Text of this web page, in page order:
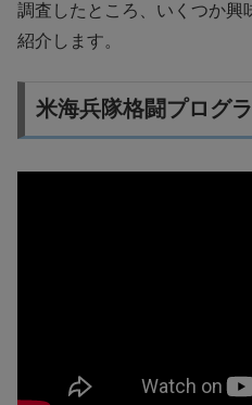
調査したところ、いくつか興
紹介します。
米海兵隊格闘プログ